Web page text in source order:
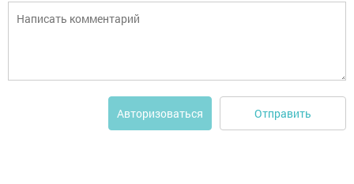
Авторизоваться Отправить